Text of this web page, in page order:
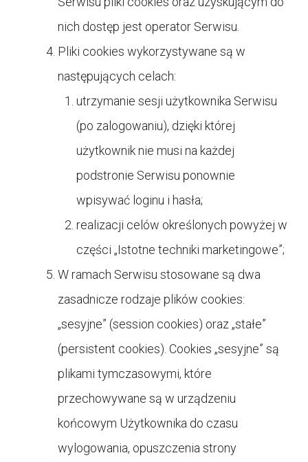
nich dostęp jest operator Serwisu.
Pliki cookies wykorzystywane są w
następujących celach:
utrzymanie sesji użytkownika Serwisu
(po zalogowaniu), dzięki której
użytkownik nie musi na każdej
podstronie Serwisu ponownie
wpisywać loginu i hasła;
realizacji celów określonych powyżej w
części „Istotne techniki marketingowe”;
W ramach Serwisu stosowane są dwa
zasadnicze rodzaje plików cookies:
„sesyjne” (session cookies) oraz „stałe”
(persistent cookies). Cookies „sesyjne” są
plikami tymczasowymi, które
przechowywane są w urządzeniu
końcowym Użytkownika do czasu
wylogowania, opuszczenia strony